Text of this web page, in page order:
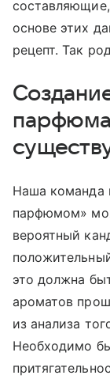
основе этих
рецепт. Так
Наша команда
парфюмом»
вероятный
это должна
ароматов
из анализа
Необходимо